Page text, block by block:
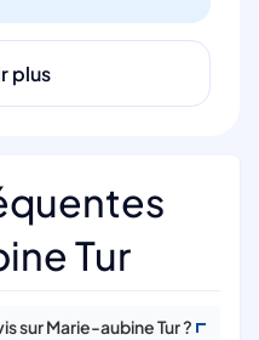
plus
Tur
sur Marie-aubine Tur ?